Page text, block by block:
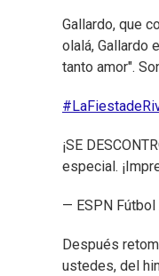
Gallardo, que
olalá, Gallardo
tanto amor".
¡SE
especial.
— ESPN Fútbol
Después
ustedes, del